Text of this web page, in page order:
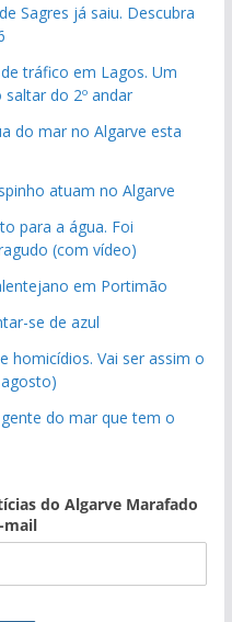
Sagres já saiu. Descubra
tráfico em Lagos. Um
do 2º andar
do mar no Algarve esta
atuam no Algarve
para a água. Foi
(com vídeo)
em Portimão
se de azul
homicídios. Vai ser assim o
do mar que tem o
do Algarve Marafado
mail